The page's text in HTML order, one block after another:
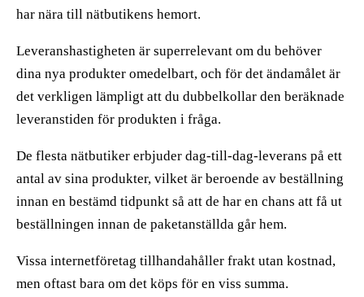
har nära till nätbutikens hemort.
Leveranshastigheten är superrelevant om du behöver
dina nya produkter omedelbart, och för det ändamålet är
det verkligen lämpligt att du dubbelkollar den beräknade
leveranstiden för produkten i fråga.
De flesta nätbutiker erbjuder dag-till-dag-leverans på ett
antal av sina produkter, vilket är beroende av beställning
innan en bestämd tidpunkt så att de har en chans att få ut
beställningen innan de paketanställda går hem.
Vissa internetföretag tillhandahåller frakt utan kostnad,
men oftast bara om det köps för en viss summa.